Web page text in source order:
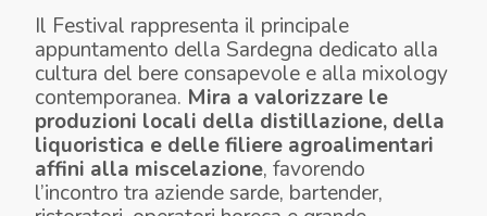
Il Festival rappresenta il principale
appuntamento della Sardegna dedicato alla
cultura del bere consapevole e alla mixology
contemporanea. Mira a valorizzare le
produzioni locali della distillazione, della
liquoristica e delle filiere agroalimentari
affini alla miscelazione, favorendo
l’incontro tra aziende sarde, bartender,